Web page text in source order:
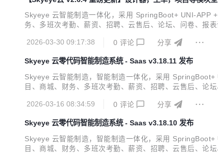
Skyeye 云智能制造一体化，采用 SpringBoot+ UNI-APP
务、多班次考勤、薪资、招聘、云售后、论坛、问卷、报
2026-03-30 09:17:38
0 评论 分享
Skyeye 云零代码智能制造系统 - Saas v3.18.11 发布
Skyeye 云智能制造，智能制造一体化，采用
目、商城、财务、多班次考勤、薪资、招聘、云售后、论
2026-03-16 08:34:59
0 评论 分享
Skyeye 云零代码智能制造系统 - Saas v3.18.10 发布
Skyeye 云智能制造，智能制造一体化，采用
目、商城、财务、多班次考勤、薪资、招聘、云售后、论